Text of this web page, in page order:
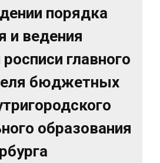
порядка
и ведения
главного
бюджетных
образования